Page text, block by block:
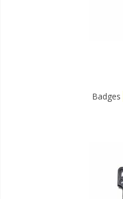
Badges